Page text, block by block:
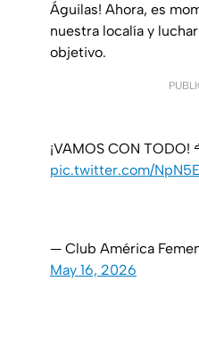
Águilas! Ahora, es
nuestra localía y
objetivo.
¡VAMOS CON TODO!
pic.twitter.com/
— Club América
May 16, 2026